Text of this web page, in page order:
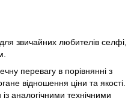
звичайних любителів селфі,
перевагу в порівнянні з
відношення ціни та якості.
аналогічними технічними